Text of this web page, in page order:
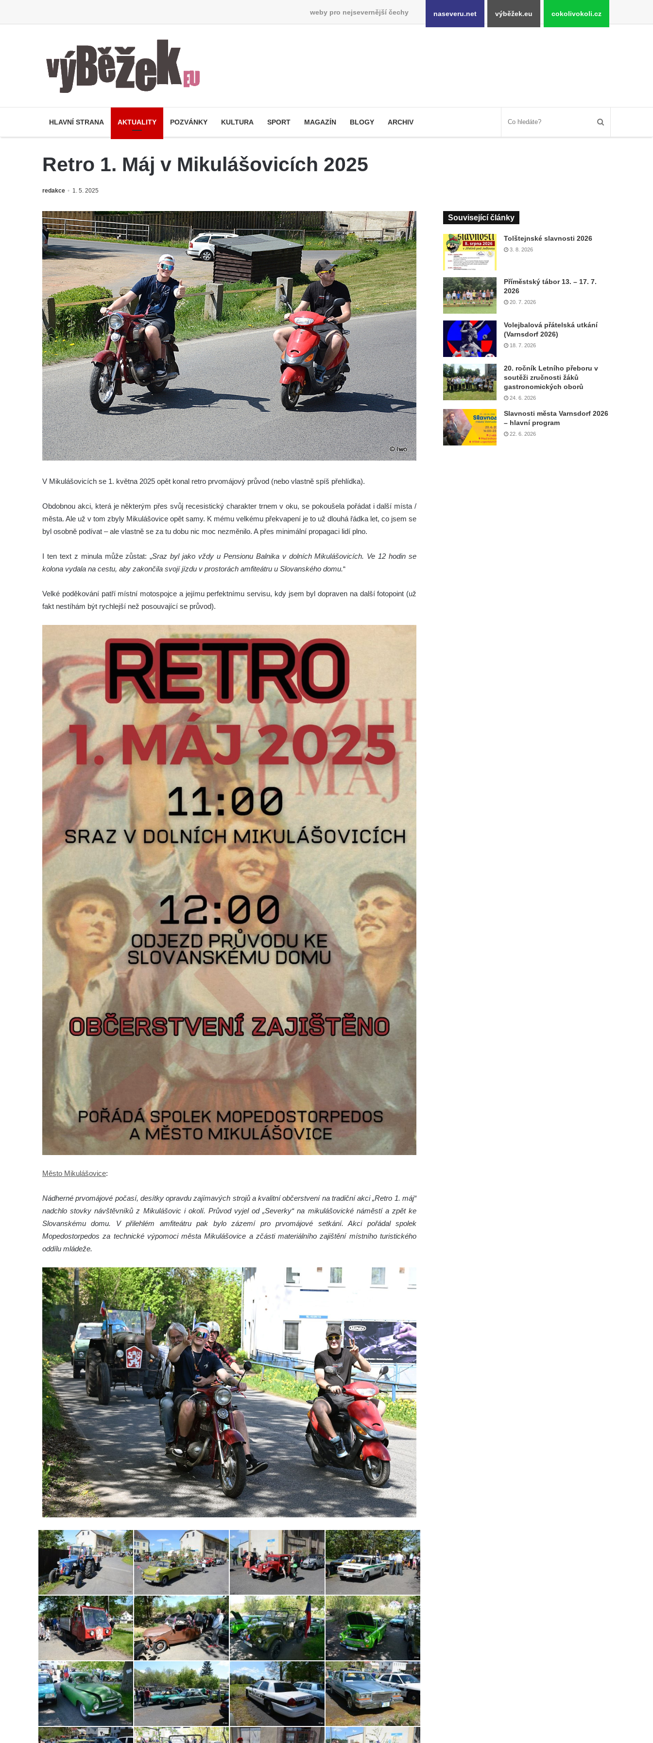
weby pro nejsevernější čechy naseveru.net výběžek.eu cokolivokoli.cz
HLAVNÍ STRANA AKTUALITY POZVÁNKY KULTURA SPORT MAGAZÍN BLOGY ARCHIV
Retro 1. Máj v Mikulášovicích 2025
redakce 1. 5. 2025
V Mikulášovicích se 1. května 2025 opět konal retro prvomájový průvod (nebo vlastně spíš přehlídka).
Obdobnou akci, která je některým přes svůj recesistický charakter trnem v oku, se pokoušela pořádat i další místa /
města. Ale už v tom zbyly Mikulášovice opět samy. K mému velkému překvapení je to už dlouhá řádka let, co jsem se
byl osobně podívat – ale vlastně se za tu dobu nic moc nezměnilo. A přes minimální propagaci lidí plno.
I ten text z minula může zůstat: „Sraz byl jako vždy u Pensionu Balnika v dolních Mikulášovicích. Ve 12 hodin se
kolona vydala na cestu, aby zakončila svojí jízdu v prostorách amfiteátru u Slovanského domu.“
Velké poděkování patří místní motospojce a jejímu perfektnímu servisu, kdy jsem byl dopraven na další fotopoint (už
fakt nestíhám být rychlejší než posouvající se průvod).
Město Mikulášovice:
Nádherné prvomájové počasí, desítky opravdu zajímavých strojů a kvalitní občerstvení na tradiční akci „Retro 1. máj“
nadchlo stovky návštěvníků z Mikulášovic i okolí. Průvod vyjel od „Severky“ na mikulášovické náměstí a zpět ke
Slovanskému domu. V přilehlém amfiteátru pak bylo zázemí pro prvomájové setkání. Akci pořádal spolek
Mopedostorpedos za technické výpomoci města Mikulášovice a zčásti materiálního zajištění místního turistického
oddílu mládeže.
Související články
Tolštejnské slavnosti 2026
3. 8. 2026
Příměstský tábor 13. – 17. 7.
2026
20. 7. 2026
Volejbalová přátelská utkání
(Varnsdorf 2026)
18. 7. 2026
20. ročník Letního přeboru v
soutěži zručnosti žáků
gastronomických oborů
24. 6. 2026
Slavnosti města Varnsdorf 2026
– hlavní program
22. 6. 2026